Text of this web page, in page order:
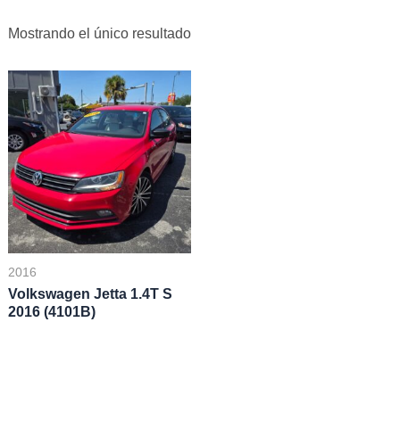
Mostrando el único resultado
2016
Volkswagen Jetta 1.4T S
2016 (4101B)